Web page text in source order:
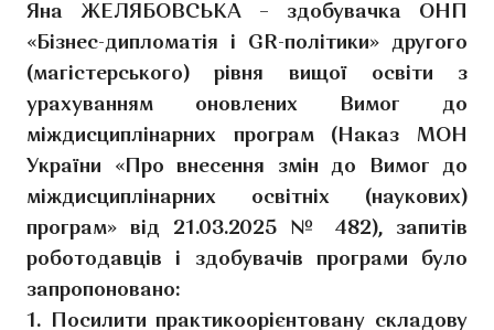
Яна ЖЕЛЯБОВСЬКА – здобувачка ОНП
«Бізнес-дипломатія і GR-політики» другого
(магістерського) рівня вищої освіти з
урахуванням оновлених Вимог до
міждисциплінарних програм (Наказ МОН
України «Про внесення змін до Вимог до
міждисциплінарних освітніх (наукових)
програм» від 21.03.2025 № 482), запитів
роботодавців і здобувачів програми було
запропоновано:
1. Посилити практикоорієнтовану складову